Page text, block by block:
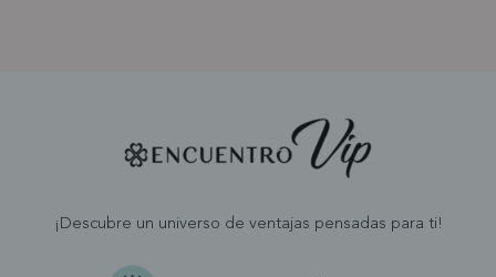
¡Descubre un universo de ventajas pensadas para ti!